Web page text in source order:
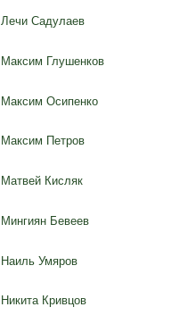
Лечи Садулаев
Максим Глушенков
Максим Осипенко
Максим Петров
Матвей Кисляк
Мингиян Бевеев
Наиль Умяров
Никита Кривцов